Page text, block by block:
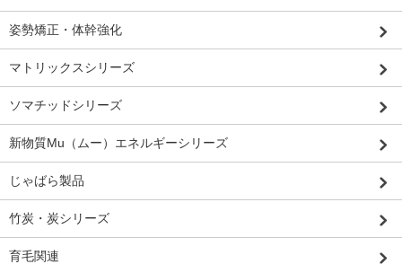
姿勢矯正・体幹強化
マトリックスシリーズ
ソマチッドシリーズ
新物質Mu（ムー）エネルギーシリーズ
じゃばら製品
竹炭・炭シリーズ
育毛関連